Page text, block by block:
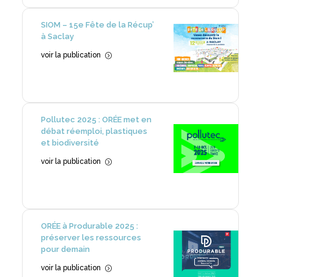
SIOM – 15e Fête de la Récup’
à Saclay
voir la publication =
Pollutec 2025 : ORÉE met en
débat réemploi, plastiques
et biodiversité
voir la publication =
ORÉE à Produrable 2025 :
préserver les ressources
pour demain
voir la publication =